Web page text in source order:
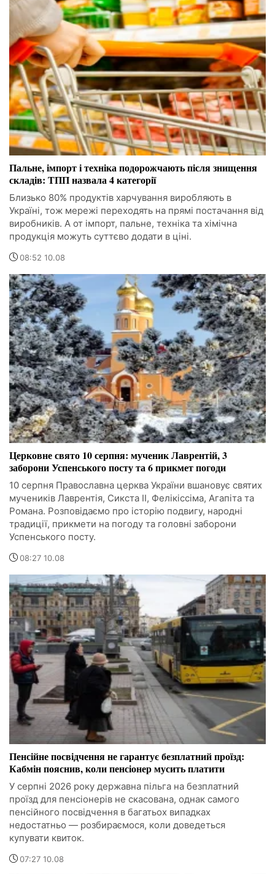
Пальне, імпорт і техніка подорожчають після знищення
складів: ТПП назвала 4 категорії
Близько 80% продуктів харчування виробляють в
Україні, тож мережі переходять на прямі постачання від
виробників. А от імпорт, пальне, техніка та хімічна
продукція можуть суттєво додати в ціні.
08:52 10.08
Церковне свято 10 серпня: мученик Лаврентій, 3
заборони Успенського посту та 6 прикмет погоди
10 серпня Православна церква України вшановує святих
мучеників Лаврентія, Сикста II, Фелікіссіма, Агапіта та
Романа. Розповідаємо про історію подвигу, народні
традиції, прикмети на погоду та головні заборони
Успенського посту.
08:27 10.08
Пенсійне посвідчення не гарантує безплатний проїзд:
Кабмін пояснив, коли пенсіонер мусить платити
У серпні 2026 року державна пільга на безплатний
проїзд для пенсіонерів не скасована, однак самого
пенсійного посвідчення в багатьох випадках
недостатньо — розбираємося, коли доведеться
купувати квиток.
07:27 10.08